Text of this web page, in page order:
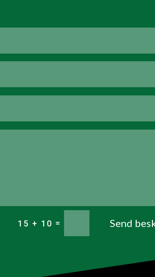
15 + 10 = Send